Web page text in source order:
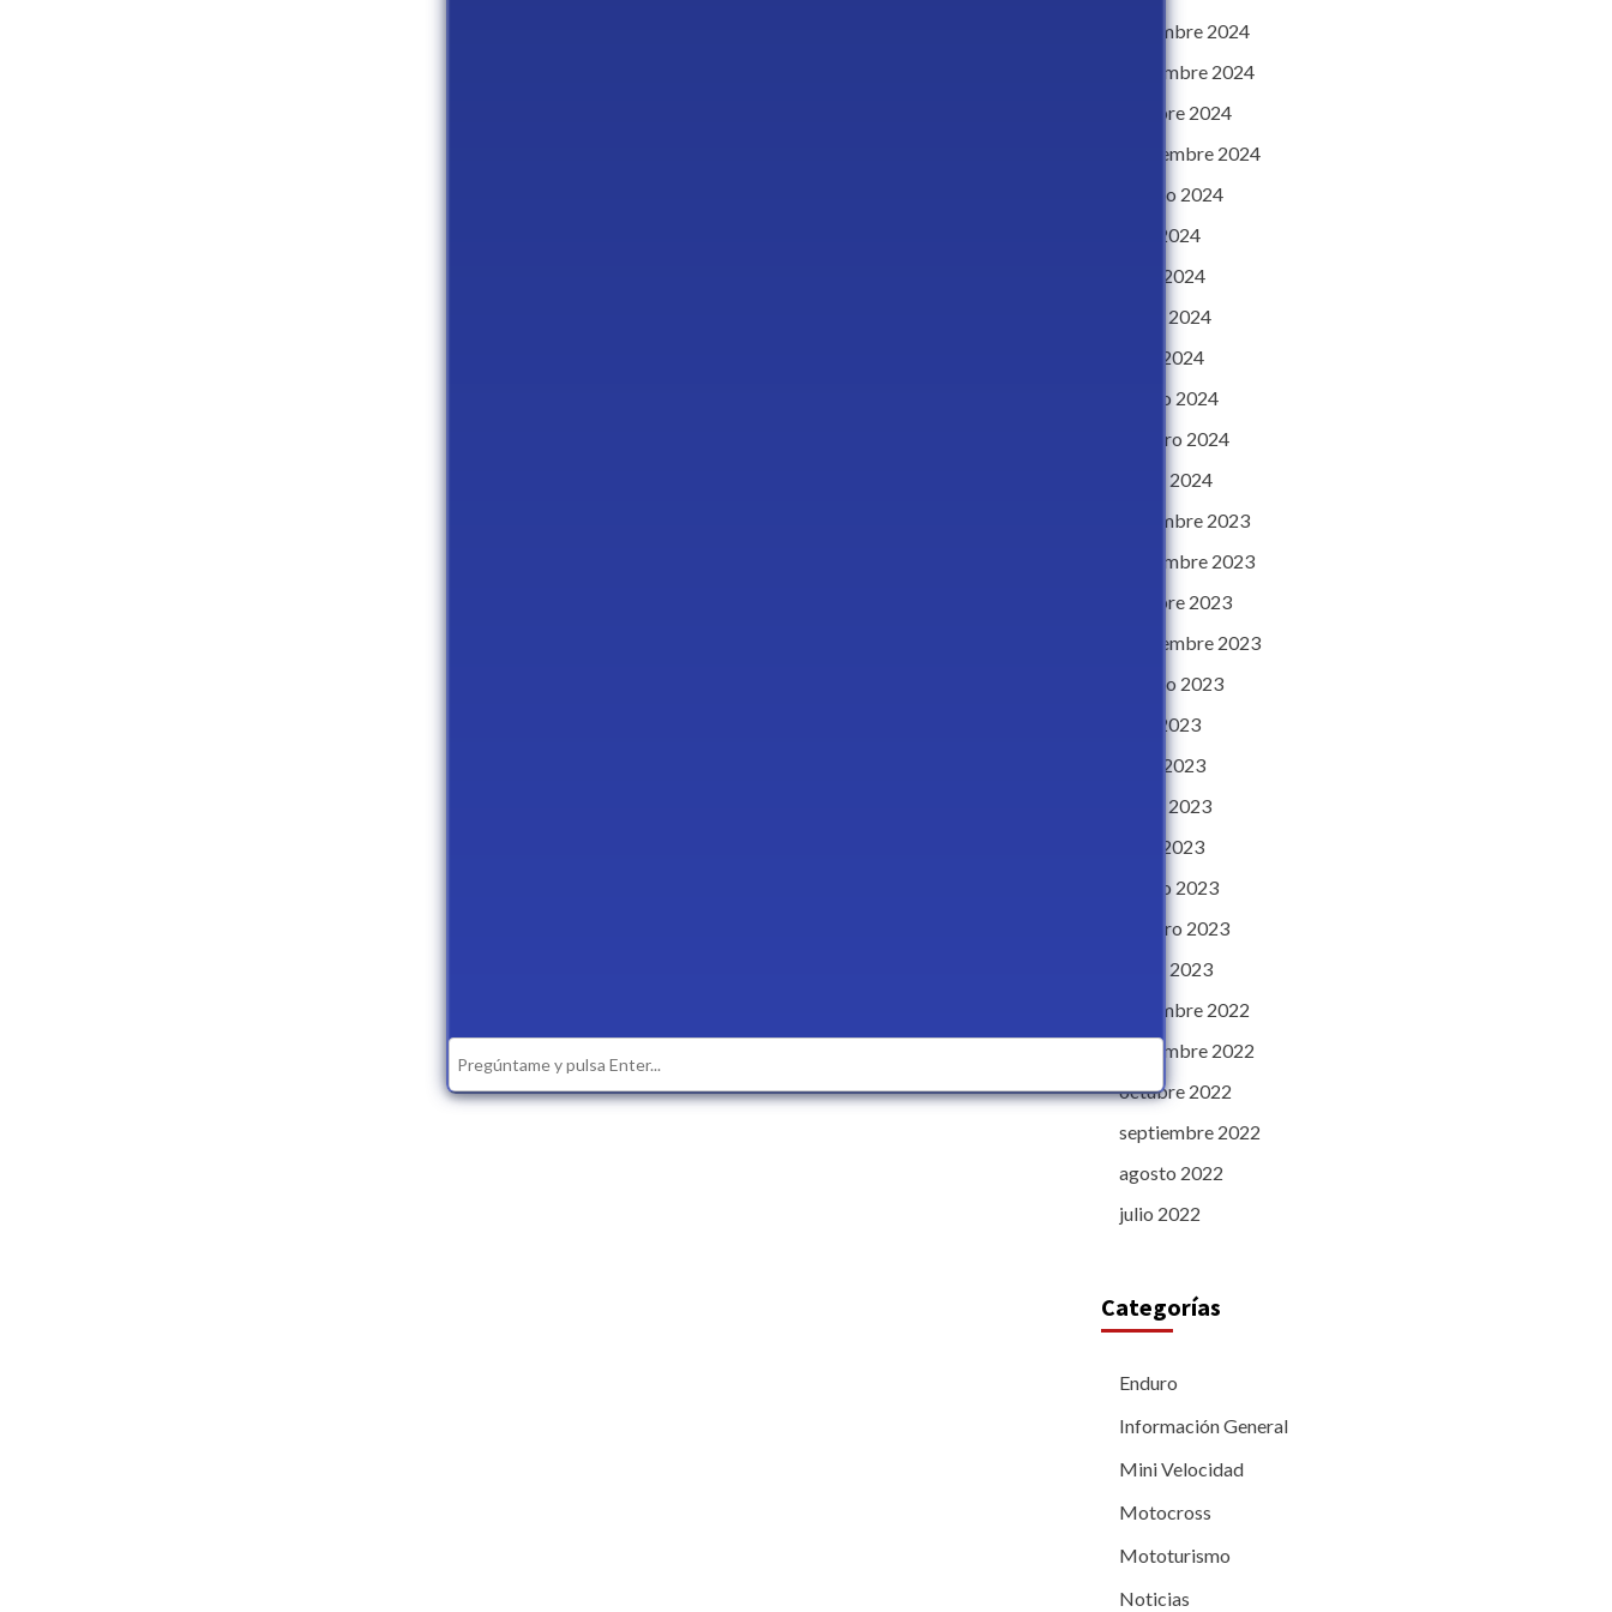
diciembre 2024
noviembre 2024
octubre 2024
septiembre 2024
agosto 2024
julio 2024
junio 2024
mayo 2024
abril 2024
marzo 2024
febrero 2024
enero 2024
diciembre 2023
noviembre 2023
octubre 2023
septiembre 2023
agosto 2023
julio 2023
junio 2023
mayo 2023
abril 2023
marzo 2023
febrero 2023
enero 2023
diciembre 2022
noviembre 2022
octubre 2022
septiembre 2022
agosto 2022
julio 2022
Categorías
Enduro
Información General
Mini Velocidad
Motocross
Mototurismo
Noticias